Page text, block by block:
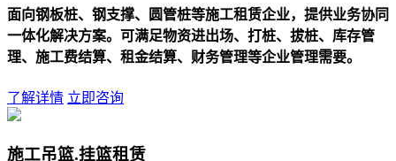
面向钢板桩、钢支撑、圆管桩等施工租赁企业，提供业务协同
一体化解决方案。可满足物资进出场、打桩、拔桩、库存管
理、施工费结算、租金结算、财务管理等企业管理需要。
了解详情 立即咨询
施工吊篮.挂篮租赁